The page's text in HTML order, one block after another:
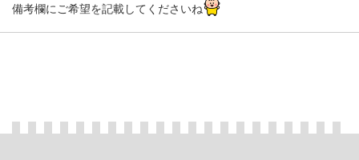
備考欄にご希望を記載してくださいね